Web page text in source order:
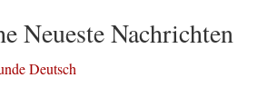
Neueste Nachrichten
Deutsch